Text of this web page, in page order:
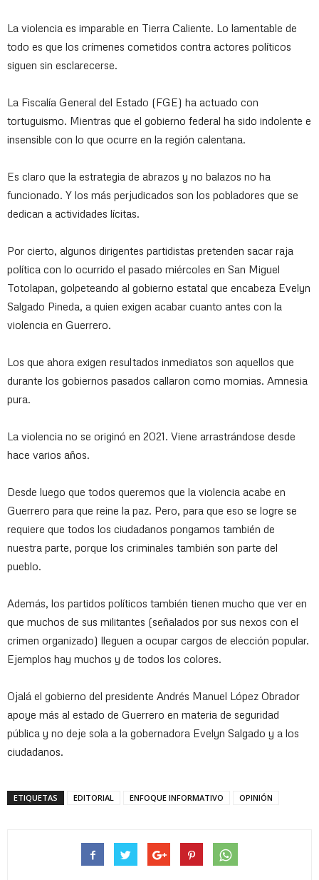
La violencia es imparable en Tierra Caliente. Lo lamentable de
todo es que los crímenes cometidos contra actores políticos
siguen sin esclarecerse.
La Fiscalía General del Estado (FGE) ha actuado con
tortuguismo. Mientras que el gobierno federal ha sido indolente e
insensible con lo que ocurre en la región calentana.
Es claro que la estrategia de abrazos y no balazos no ha
funcionado. Y los más perjudicados son los pobladores que se
dedican a actividades lícitas.
Por cierto, algunos dirigentes partidistas pretenden sacar raja
política con lo ocurrido el pasado miércoles en San Miguel
Totolapan, golpeteando al gobierno estatal que encabeza Evelyn
Salgado Pineda, a quien exigen acabar cuanto antes con la
violencia en Guerrero.
Los que ahora exigen resultados inmediatos son aquellos que
durante los gobiernos pasados callaron como momias. Amnesia
pura.
La violencia no se originó en 2021. Viene arrastrándose desde
hace varios años.
Desde luego que todos queremos que la violencia acabe en
Guerrero para que reine la paz. Pero, para que eso se logre se
requiere que todos los ciudadanos pongamos también de
nuestra parte, porque los criminales también son parte del
pueblo.
Además, los partidos políticos también tienen mucho que ver en
que muchos de sus militantes (señalados por sus nexos con el
crimen organizado) lleguen a ocupar cargos de elección popular.
Ejemplos hay muchos y de todos los colores.
Ojalá el gobierno del presidente Andrés Manuel López Obrador
apoye más al estado de Guerrero en materia de seguridad
pública y no deje sola a la gobernadora Evelyn Salgado y a los
ciudadanos.
ETIQUETAS EDITORIAL ENFOQUE INFORMATIVO OPINIÓN